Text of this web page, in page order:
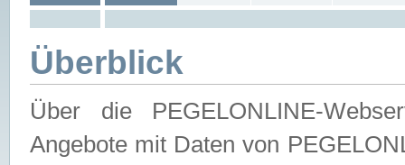
Überblick
Über die PEGELONLINE-
Angebote mit Daten von